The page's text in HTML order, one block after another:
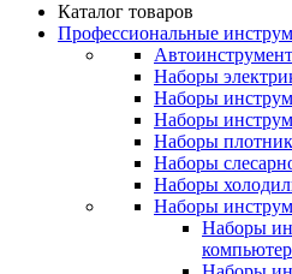
Каталог товаров
Профессиональные
Наборы
Наборы
Наборы
Наборы
Наборы
Наборы
Наборы
Наборы